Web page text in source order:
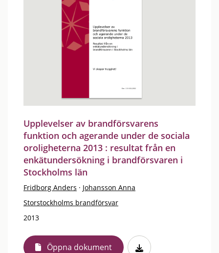
Upplevelser av brandförsvarens
funktion och agerande under de sociala
oroligheterna 2013 : resultat från en
enkätundersökning i brandförsvaren i
Stockholms län
Fridborg Anders · Johansson Anna
Storstockholms brandförsvar
2013
Öppna dokument